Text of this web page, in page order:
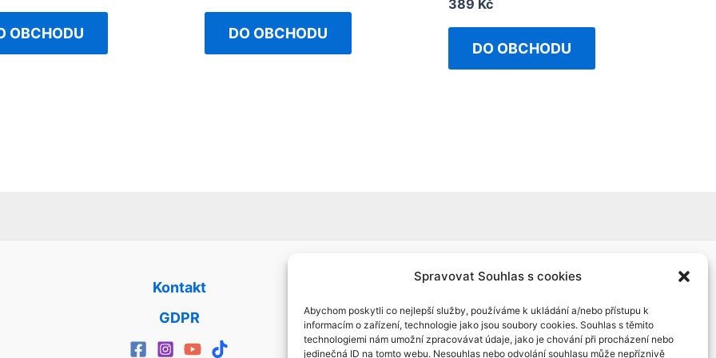
Spravovat Souhlas s cookies
Abychom poskytli co nejlepší služby, používáme k ukládání a/nebo přístupu k
informacím o zařízení, technologie jako jsou soubory cookies. Souhlas s těmito
technologiemi nám umožní zpracovávat údaje, jako je chování při procházení nebo
jedinečná ID na tomto webu. Nesouhlas nebo odvolání souhlasu může nepříznivě
OBCHODU
out
DO OBCHODU
out
389 Kč
DO OBCHODU
Kontakt
GDPR